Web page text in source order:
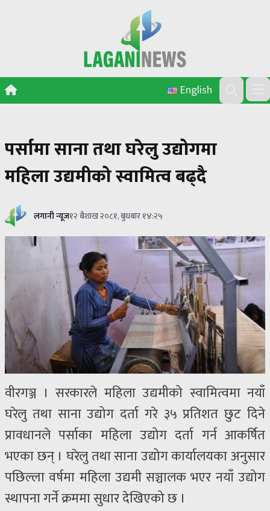
English
Search
पर्सामा साना तथा घरेलु उद्योगमा
महिला उद्यमीको स्वामित्व बढ्दै
लगानी न्यूज१२ बैशाख २०८१, बुधबार १४:२५
वीरगञ्ज । सरकारले महिला उद्यमीको स्वामित्वमा नयाँ
घरेलु तथा साना उद्योग दर्ता गरे ३५ प्रतिशत छुट दिने
प्रावधानले पर्साका महिला उद्योग दर्ता गर्न आकर्षित
भएका छन् । घरेलु तथा साना उद्योग कार्यालयका अनुसार
पछिल्ला वर्षमा महिला उद्यमी सञ्चालक भएर नयाँ उद्योग
स्थापना गर्ने क्रममा सुधार देखिएको छ ।